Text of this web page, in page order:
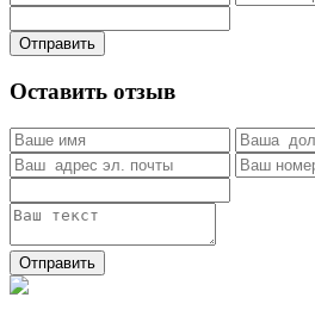
Отправить
Оставить отзыв
Отправить